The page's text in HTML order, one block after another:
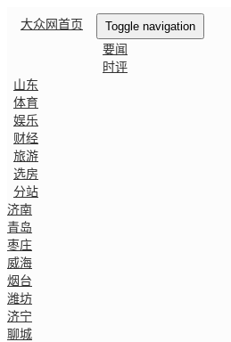
Toggle navigation
大众网首页
要闻
时评
山东
体育
娱乐
财经
旅游
选房
分站
济南
青岛
枣庄
威海
烟台
潍坊
济宁
聊城